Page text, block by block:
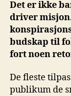
Det er ikke
driver
budskap til
fort noen
De fleste
publikum de